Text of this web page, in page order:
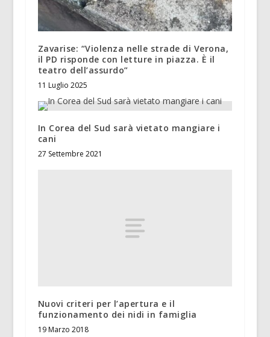
Zavarise: “Violenza nelle strade di Verona,
il PD risponde con letture in piazza. È il
teatro dell’assurdo”
11 Luglio 2025
In Corea del Sud sarà vietato mangiare i
cani
27 Settembre 2021
Nuovi criteri per l’apertura e il
funzionamento dei nidi in famiglia
19 Marzo 2018